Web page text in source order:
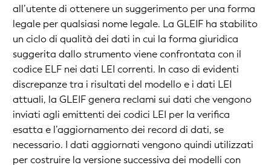
all’utente di ottenere un suggerimento per una forma
legale per qualsiasi nome legale. La GLEIF ha stabilito
un ciclo di qualità dei dati in cui la forma giuridica
suggerita dallo strumento viene confrontata con il
codice ELF nei dati LEI correnti. In caso di evidenti
discrepanze tra i risultati del modello e i dati LEI
attuali, la GLEIF genera reclami sui dati che vengono
inviati agli emittenti dei codici LEI per la verifica
esatta e l’aggiornamento dei record di dati, se
necessario. I dati aggiornati vengono quindi utilizzati
per costruire la versione successiva dei modelli con